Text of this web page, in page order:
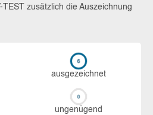
zusätzlich die Auszeichnung
aus­ge­zeich­net
un­ge­nü­gend